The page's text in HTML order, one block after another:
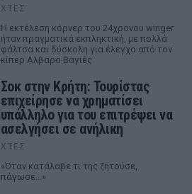
ΧΤΕΣ
Η εκτέλεση κόρνερ του 24χρονου winger
ήταν πραγματικά εκπληκτική, με πολλά
φάλτσα και δύσκολη για έλεγχο από τον
κίπερ Αλβαρο Βαγιές
Σοκ στην Κρήτη: Τουρίστας
επιχείρησε να χρηματίσει
υπάλληλο για του επιτρέψει να
ασελγήσει σε ανήλικη
ΧΤΕΣ
«Όταν κατάλαβε τι της ζητούσε,
πάγωσε...»